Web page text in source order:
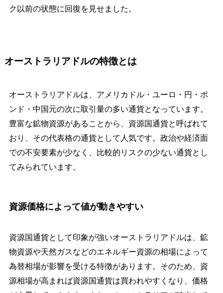
ク以前の状態に回復を見せました。
オーストラリアドルの特徴とは
オーストラリアドルは、アメリカドル・ユーロ・円・ポ
ンド・中国元の次に取引量の多い通貨となっています。
豊富な鉱物資源があることから、資源国通貨と呼ばれて
おり、その代表格の通貨として人気です。政治や経済面
での不安要素が少なく、比較的リスクの少ない通貨とし
てみられています。
資源価格によって値が動きやすい
資源国通貨として印象が強いオーストラリアドルは、鉱
物資源や天然ガスなどのエネルギー資源の相場によって
為替相場が影響を受ける特徴があります。そのため、資
源相場が高まれば資源国通貨は買われやすくなり、価格